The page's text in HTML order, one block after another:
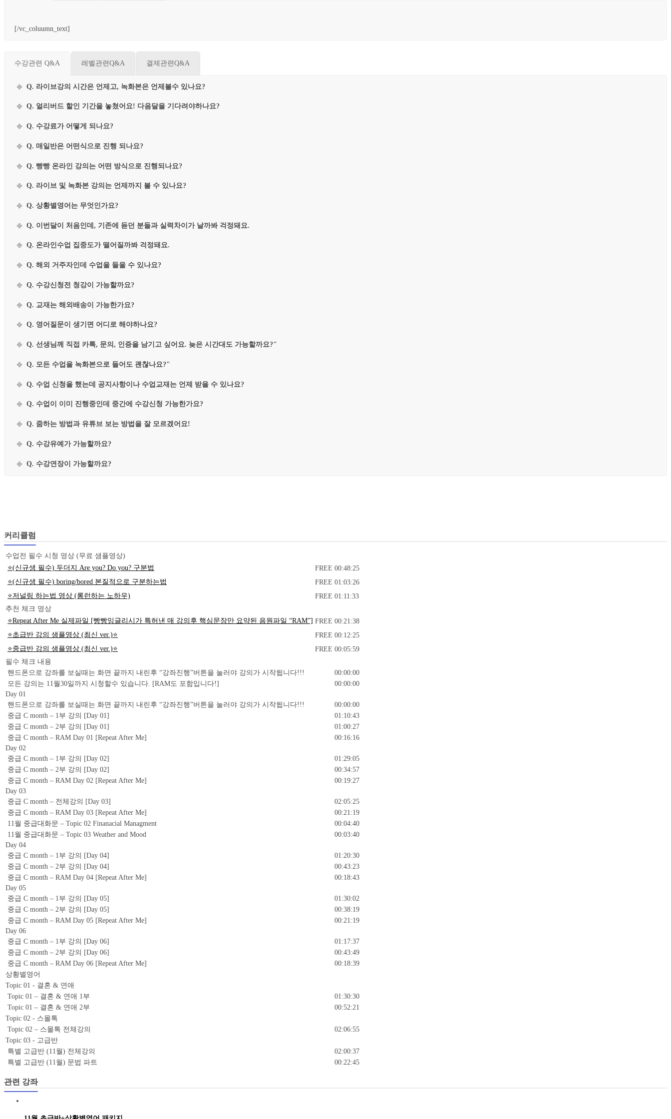
[/vc_coluumn_text]
수강관련 Q&A 레벨관련Q&A 결제관련Q&A
Q. 라이브강의 시간은 언제고, 녹화본은 언제볼수 있나요?
Q. 얼리버드 할인 기간을 놓쳤어요! 다음달을 기다려야하나요?
Q. 수강료가 어떻게 되나요?
Q. 매일반은 어떤식으로 진행 되나요?
Q. 빵빵 온라인 강의는 어떤 방식으로 진행되나요?
Q. 라이브 및 녹화본 강의는 언제까지 볼 수 있나요?
Q. 상황별영어는 무엇인가요?
Q. 이번달이 처음인데, 기존에 듣던 분들과 실력차이가 날까봐 걱정돼요.
Q. 온라인수업 집중도가 떨어질까봐 걱정돼요.
Q. 해외 거주자인데 수업을 들을 수 있나요?
Q. 수강신청전 청강이 가능할까요?
Q. 교재는 해외배송이 가능한가요?
Q. 영어질문이 생기면 어디로 해야하나요?
Q. 선생님께 직접 카톡, 문의, 인증을 남기고 싶어요. 늦은 시간대도 가능할까요?"
Q. 모든 수업을 녹화본으로 들어도 괜찮나요?"
Q. 수업 신청을 했는데 공지사항이나 수업교재는 언제 받을 수 있나요?
Q. 수업이 이미 진행중인데 중간에 수강신청 가능한가요?
Q. 줌하는 방법과 유튜브 보는 방법을 잘 모르겠어요!
Q. 수강유예가 가능할까요?
Q. 수강연장이 가능할까요?
커리큘럼
수업전 필수 시청 영상 (무료 샘플영상)
⭐(신규생 필수) 두더지 Are you? Do you? 구분법
FREE 00:48:25
⭐(신규생 필수) boring/bored 본질적으로 구분하는법
FREE 01:03:26
⭐저널링 하는법 영상 (롱런하는 노하우)
FREE 01:11:33
추천 체크 영상
⭐Repeat After Me 실제파일 [빵빵잉글리시가 특허낸 매 강의후 핵심문장만 요약된 음원파일 “RAM”] FREE 00:21:38
⭐초급반 강의 샘플영상 (최신 ver.)⭐
FREE 00:12:25
⭐중급반 강의 샘플영상 (최신 ver.)⭐
FREE 00:05:59
필수 체크 내용
핸드폰으로 강좌를 보실때는 화면 끝까지 내린후 “강좌진행”버튼을 눌러야 강의가 시작됩니다!!!
00:00:00
모든 강의는 11월30일까지 시청할수 있습니다. [RAM도 포함입니다!]
00:00:00
Day 01
핸드폰으로 강좌를 보실때는 화면 끝까지 내린후 “강좌진행”버튼을 눌러야 강의가 시작됩니다!!!
00:00:00
중급 C month – 1부 강의 [Day 01]
01:10:43
중급 C month – 2부 강의 [Day 01]
01:00:27
중급 C month – RAM Day 01 [Repeat After Me]
00:16:16
Day 02
중급 C month – 1부 강의 [Day 02]
01:29:05
중급 C month – 2부 강의 [Day 02]
00:34:57
중급 C month – RAM Day 02 [Repeat After Me]
00:19:27
Day 03
중급 C month – 전체강의 [Day 03]
02:05:25
중급 C month – RAM Day 03 [Repeat After Me]
00:21:19
11월 중급대화문 – Topic 02 Finanacial Managment
00:04:40
11월 중급대화문 – Topic 03 Weather and Mood
00:03:40
Day 04
중급 C month – 1부 강의 [Day 04]
01:20:30
중급 C month – 2부 강의 [Day 04]
00:43:23
중급 C month – RAM Day 04 [Repeat After Me]
00:18:43
Day 05
중급 C month – 1부 강의 [Day 05]
01:30:02
중급 C month – 2부 강의 [Day 05]
00:38:19
중급 C month – RAM Day 05 [Repeat After Me]
00:21:19
Day 06
중급 C month – 1부 강의 [Day 06]
01:17:37
중급 C month – 2부 강의 [Day 06]
00:43:49
중급 C month – RAM Day 06 [Repeat After Me]
00:18:39
상황별영어
Topic 01 - 결혼 & 연애
Topic 01 – 결혼 & 연애 1부
01:30:30
Topic 01 – 결혼 & 연애 2부
00:52:21
Topic 02 - 스몰톡
Topic 02 – 스몰톡 전체강의
02:06:55
Topic 03 - 고급반
특별 고급반 (11월) 전체강의
02:00:37
특별 고급반 (11월) 문법 파트
00:22:45
관련 강좌